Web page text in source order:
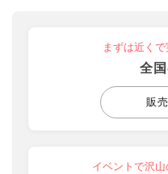
まずは近くで
全
販
イベントで沢山